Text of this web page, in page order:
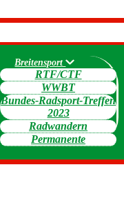
Breitensport
RTF/CTF
WWBT
Bundes-Radsport-Treffen
2023
Radwandern
Permanente